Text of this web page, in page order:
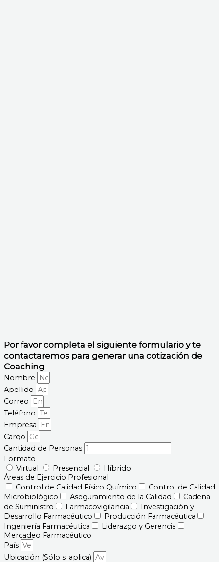
Por favor completa el siguiente formulario y te
contactaremos para generar una cotización de
Coaching
Nombre
Apellido
Correo
Teléfono
Empresa
Cargo
Cantidad de Personas
Formato
Virtual
Presencial
Híbrido
Áreas de Ejercicio Profesional
Control de Calidad Físico Químico
Control de Calidad
Microbiológico
Aseguramiento de la Calidad
Cadena
de Suministro
Farmacovigilancia
Investigación y
Desarrollo Farmacéutico
Producción Farmacéutica
Ingeniería Farmacéutica
Liderazgo y Gerencia
Mercadeo Farmacéutico
País
Ubicación (Sólo si aplica)